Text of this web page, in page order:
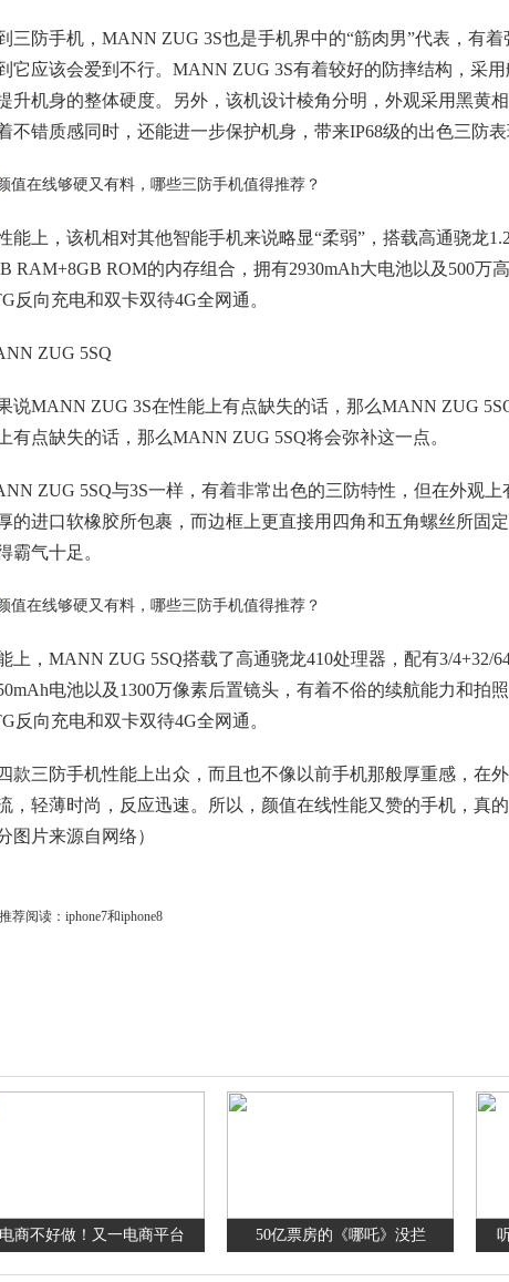
三防手机，MANN ZUG 3S也是手机界中的“筋肉男”代表，有
它应该会爱到不行。MANN ZUG 3S有着较好的防摔结构，采
升机身的整体硬度。另外，该机设计棱角分明，外观采用黑黄
不错质感同时，还能进一步保护机身，带来IP68级的出色三防表
能上，该机相对其他智能手机来说略显“柔弱”，搭载高通骁龙
RAM+8GB ROM的内存组合，拥有2930mAh大电池以及500万
反向充电和双卡双待4G全网通。
ZUG 5SQ
说MANN ZUG 3S在性能上有点缺失的话，那么MANN ZUG
有点缺失的话，那么MANN ZUG 5SQ将会弥补这一点。
ZUG 5SQ与3S一样，有着非常出色的三防特性，但在外观
的进口软橡胶所包裹，而边框上更直接用四角和五角螺丝所固
霸气十足。
上，MANN ZUG 5SQ搭载了高通骁龙410处理器，配有3/4+32/
电池以及1300万像素后置镜头，有着不俗的续航能力和拍
反向充电和双卡双待4G全网通。
款三防手机性能上出众，而且也不像以前手机那般厚重感，在
，轻薄时尚，反应迅速。所以，颜值在线性能又赞的手机，真
图片来源自网络）
推荐阅读： iphone7和iphone8
电商不好做！又一电商平台 50亿票房的《哪吒》没拦